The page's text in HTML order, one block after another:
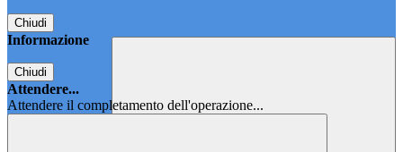
Chiudi
Informazione
Chiudi
Attendere...
Attendere il completamento dell'operazione...